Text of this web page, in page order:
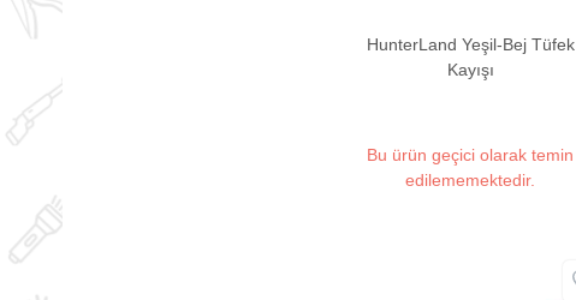
HunterLand Yeşil-Bej Tüfek
Kayışı
Bu ürün geçici olarak temin
edilememektedir.